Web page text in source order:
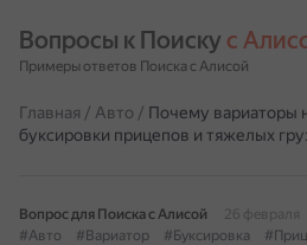
Вопросы к Поиску с
Примеры ответов Поиска с Алисой
Главная / Авто / Почему вариаторы
буксировки прицепов и тяжелых
Вопрос для Поиска с Алисой
26 февраля
#Авто
#Вариатор #Буксировка